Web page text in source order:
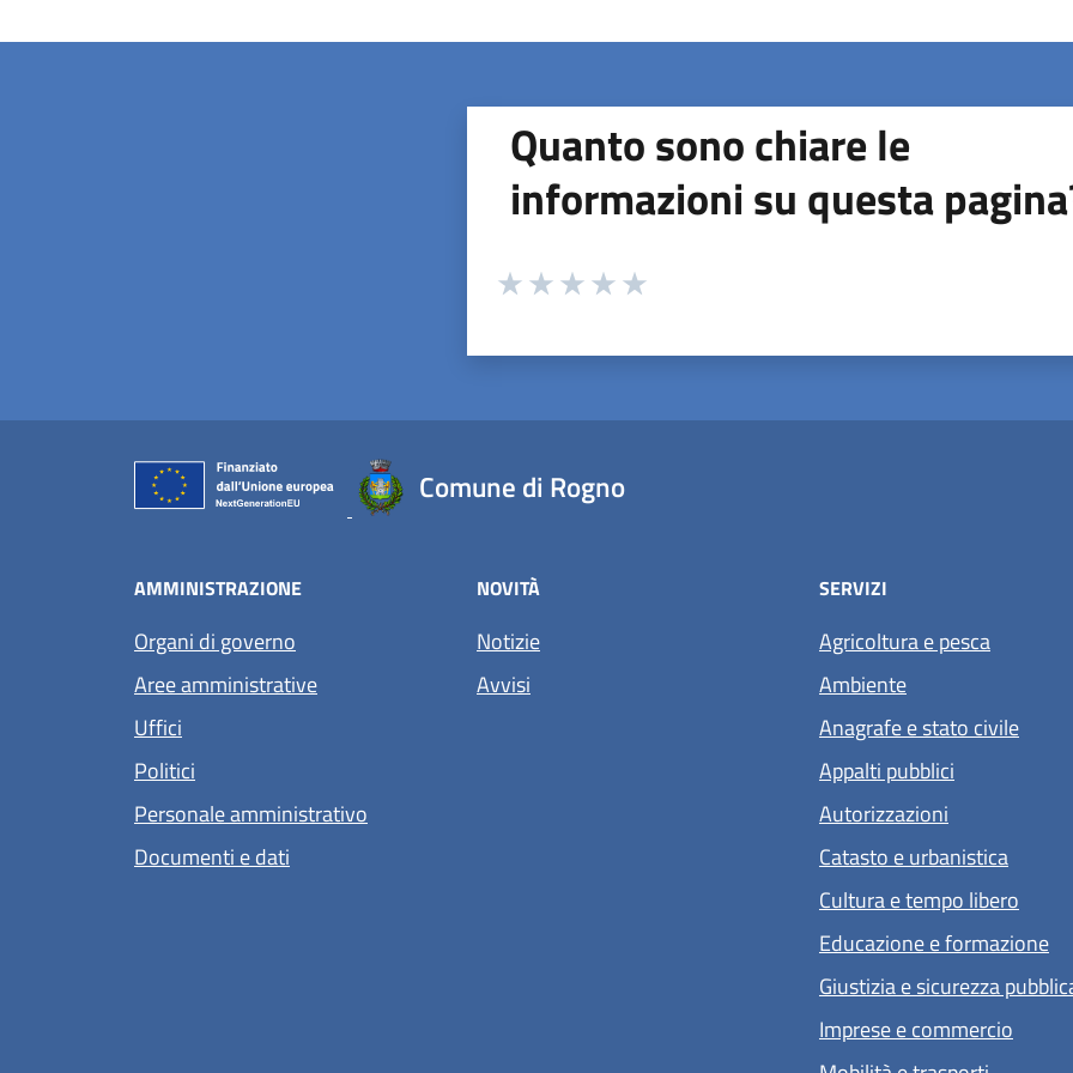
Quanto sono chiare le
informazioni su questa
Valuta da 1 a 5 stelle la pagina
Comune di Rogno
AMMINISTRAZIONE
Organi di governo
Aree amministrative
Uffici
Politici
Personale amministrativo
Documenti e dati
NOVITÀ
Notizie
Avvisi
SERVIZI
Agricoltura e pesca
Ambiente
Anagrafe e stato civile
Appalti pubblici
Autorizzazioni
Catasto e urbanistica
Cultura e tempo libero
Educazione e formazione
Giustizia e sicurezza
Imprese e commercio